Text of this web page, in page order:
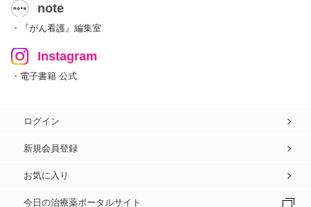
note
・『がん看護』編集室
Instagram
・電子書籍 公式
ログイン
新規会員登録
お気に入り
今日の治療薬ポータルサイト